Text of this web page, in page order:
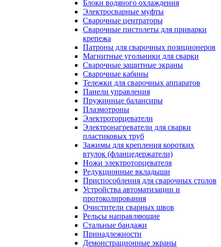
Блоки водяного охлаждения
Электросварные муфты
Сварочные центраторы
Сварочные пистолеты для приварки
крепежа
Патроны для сварочных позиционеров
Магнитные угольники для сварки
Сварочные защитные экраны
Сварочные кабины
Тележки для сварочных аппаратов
Панели управления
Пружинные балансиры
Плазмотроны
Электроторцеватели
Электронагреватели для сварки
пластиковых труб
Зажимы для крепления коротких
втулок (фланцедержатели)
Ножи электроторцевателя
Редукционные вкладыши
Приспособления для сварочных столов
Устройства автоматизации и
протоколирования
Очистители сварных швов
Рельсы направляющие
Стальные бандажи
Принадлежности
Демонстрационные экраны